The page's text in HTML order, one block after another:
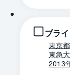
ブラ
東京
東急
2013